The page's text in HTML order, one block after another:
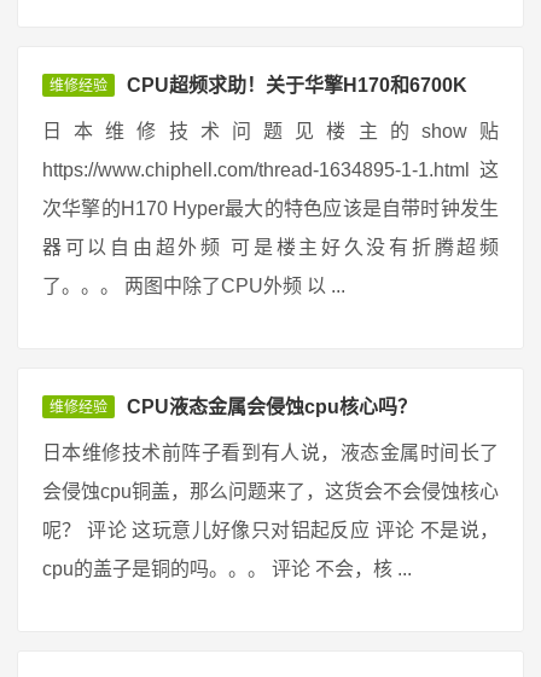
维修经验 CPU超频求助！关于华擎H170和6700K
日本维修技术问题见楼主的show贴
https://www.chiphell.com/thread-1634895-1-1.html 这
次华擎的H170 Hyper最大的特色应该是自带时钟发生
器可以自由超外频 可是楼主好久没有折腾超频
了。。。 两图中除了CPU外频 以 ...
维修经验 CPU液态金属会侵蚀cpu核心吗？
日本维修技术前阵子看到有人说，液态金属时间长了
会侵蚀cpu铜盖，那么问题来了，这货会不会侵蚀核心
呢？ 评论 这玩意儿好像只对铝起反应 评论 不是说，
cpu的盖子是铜的吗。。。 评论 不会，核 ...